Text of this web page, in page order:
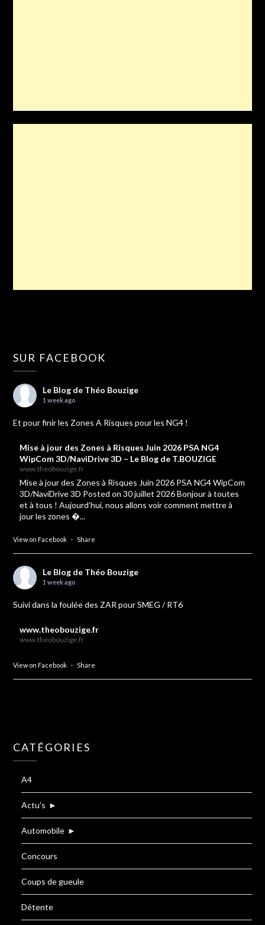
SUR FACEBOOK
Le Blog de Théo Bouzige
1 week ago
Et pour finir les Zones A Risques pour les NG4 !
Mise à jour des Zones à Risques Juin 2026 PSA NG4
WipCom 3D/NaviDrive 3D – Le Blog de T.BOUZIGE
www.theobouzige.fr
Mise à jour des Zones à Risques Juin 2026 PSA NG4 WipCom
3D/NaviDrive 3D Posted on 30 juillet 2026 Bonjour à toutes
et à tous ! Aujourd’hui, nous allons voir comment mettre à
jour les zones �...
View on Facebook · Share
Le Blog de Théo Bouzige
1 week ago
Suivi dans la foulée des ZAR pour SMEG / RT6
www.theobouzige.fr
www.theobouzige.fr
View on Facebook · Share
CATÉGORIES
A4
Actu's ►
Automobile ►
Concours
Coups de gueule
Détente